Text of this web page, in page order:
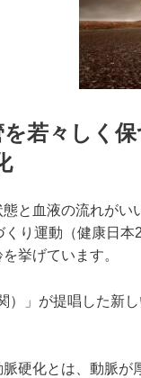
若々しく
と血液の流れがい
り運動（健康日
挙げています。
」が提唱した新
硬化とは、動脈が